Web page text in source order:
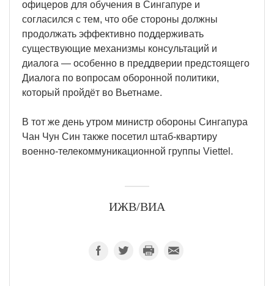
офицеров для обучения в Сингапуре и
согласился с тем, что обе стороны должны
продолжать эффективно поддерживать
существующие механизмы консультаций и
диалога — особенно в преддверии предстоящего
Диалога по вопросам оборонной политики,
который пройдёт во Вьетнаме.
В тот же день утром министр обороны Сингапура
Чан Чун Син также посетил штаб-квартиру
военно-телекоммуникационной группы Viettel.
ИЖВ/ВИА